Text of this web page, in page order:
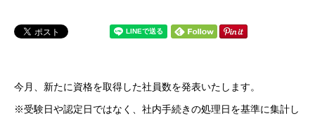
福岡オフィス
今月、新たに資格を取得した社員数を発表いたします。
※受験日や認定日ではなく、社内手続きの処理日を基準に集計し